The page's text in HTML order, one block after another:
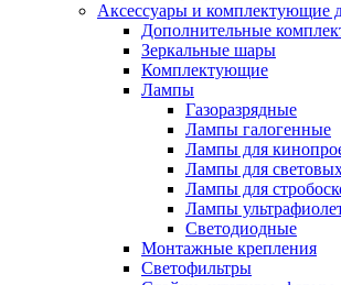
Аксессуары и комплектующие
Дополнительные
Зеркальные шары
Комплектующие
Лампы
Газоразрядные
Лампы галогенные
Лампы для
Лампы для
Лампы для
Лампы
Светодиодные
Монтажные крепления
Светофильтры